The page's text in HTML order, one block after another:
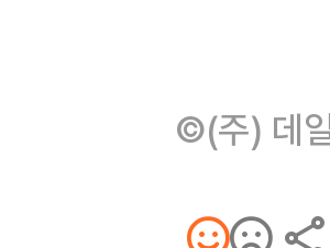
©(주) 데